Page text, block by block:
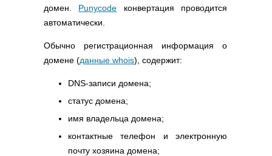
домен. Punycode конвертация проводится
автоматически.
Обычно регистрационная информация о
домене (данные whois), содержит:
DNS-записи домена;
статус домена;
имя владельца домена;
контактные телефон и электронную
почту хозяина домена;